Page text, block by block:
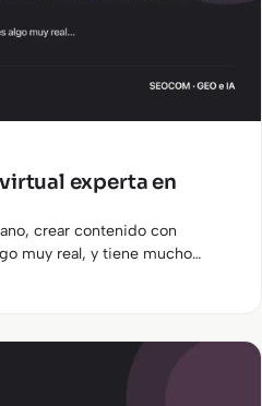
experta en
crear contenido con
muy real, y tiene mucho
de la creación de